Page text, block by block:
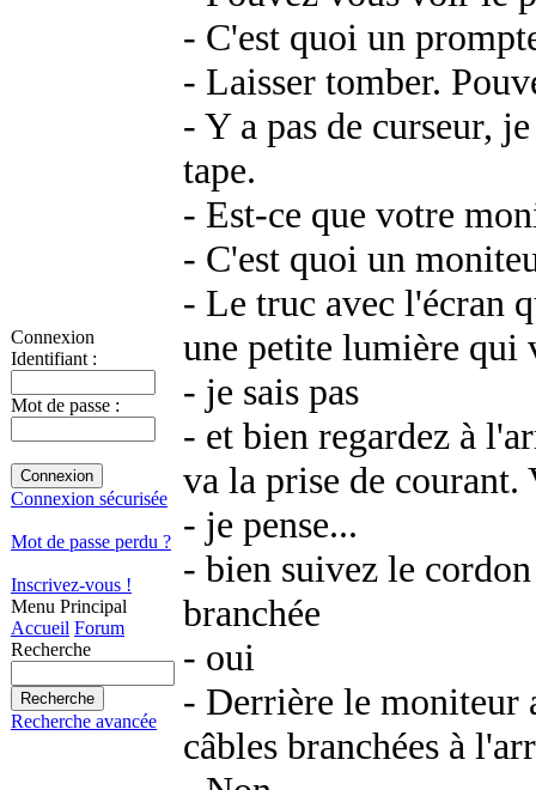
Connexion
Identifiant :
Mot de passe :
Connexion sécurisée
Mot de passe perdu ?
Inscrivez-vous !
Menu Principal
Accueil Forum
Recherche
Recherche avancée
- C'est quoi un
- Laisser tomber.
- Y a pas de curseur,
tape.
- Est-ce que votre
- C'est quoi un
- Le truc avec l'écran
une petite lumière qui
- je sais pas
- et bien regardez à
va la prise de courant.
- je pense...
- bien suivez le
branchée
- oui
- Derrière le moniteur
câbles branchées à